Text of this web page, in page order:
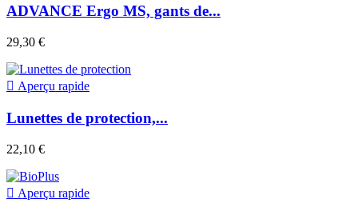
ADVANCE Ergo MS, gants de...
29,30 €
 Aperçu rapide
Lunettes de protection,...
22,10 €
 Aperçu rapide